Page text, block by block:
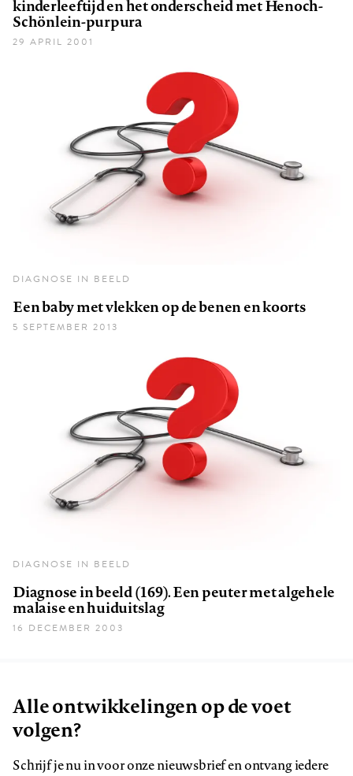
kinderleeftijd en het onderscheid met Henoch-
Schönlein-purpura
29 APRIL 2001
DIAGNOSE IN BEELD
Een baby met vlekken op de benen en koorts
5 SEPTEMBER 2013
DIAGNOSE IN BEELD
Diagnose in beeld (169). Een peuter met algehele
malaise en huiduitslag
16 DECEMBER 2003
Alle ontwikkelingen op de voet
volgen?
Schrijf je nu in voor onze nieuwsbrief en ontvang iedere